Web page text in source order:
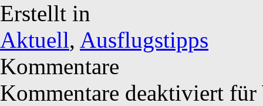
Erstellt in
Aktuell, Ausflugstipps
Kommentare
Kommentare deaktiviert für